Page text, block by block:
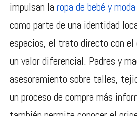
impulsan la ropa de bebé y
como parte de una identidad
espacios, el trato directo con el
un valor diferencial. Padres y
asesoramiento sobre talles,
un proceso de compra más